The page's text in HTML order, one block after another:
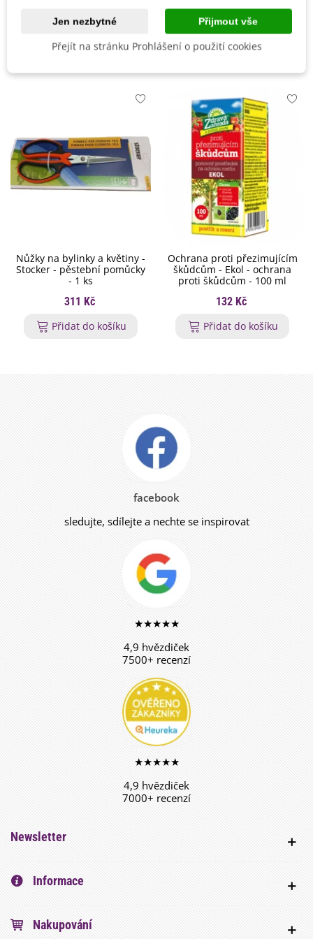
Mohlo by se také hodit
Nůžky na bylinky a květiny -
Stocker - pěstební pomůcky
- 1 ks
311 Kč
Přidat do košíku
Ochrana proti přezimujícím
škůdcům - Ekol - ochrana
proti škůdcům - 100 ml
132 Kč
Přidat do košíku
facebook
sledujte, sdílejte a nechte se inspirovat
★★★★★
4,9 hvězdiček
7500+ recenzí
★★★★★
4,9 hvězdiček
7000+ recenzí
Newsletter
Informace
Nakupování
Jen nezbytné Přijmout vše
Přejít na stránku Prohlášení o použití cookies